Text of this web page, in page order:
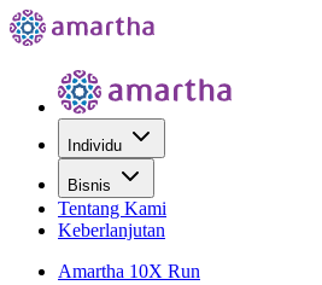
Individu
Bisnis
Tentang Kami
Keberlanjutan
Amartha 10X Run